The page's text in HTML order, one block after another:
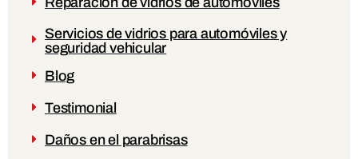
Servicios de vidrios para automóviles y
seguridad vehicular
Blog
Testimonial
Daños en el parabrisas